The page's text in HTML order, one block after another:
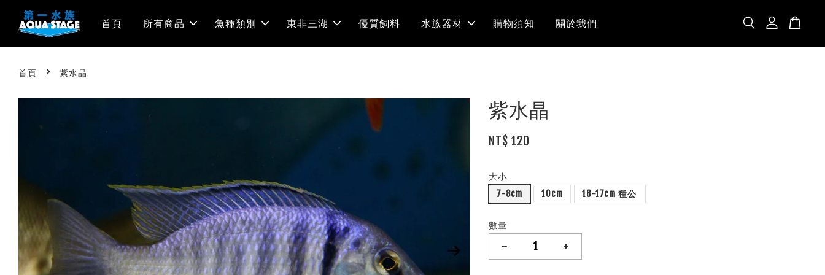
首頁 所有商品 魚種類別 東非三湖 優質飼料 水族器材 購物須知 關於我們
首頁 › 紫水晶
紫水晶
NT$ 120
大小
7-8cm
10cm 16-17cm 種公
數量
- +